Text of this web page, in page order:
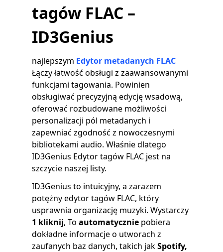
tagów FLAC –
ID3Genius
najlepszym Edytor metadanych FLAC
Łączy łatwość obsługi z zaawansowanymi
funkcjami tagowania. Powinien
obsługiwać precyzyjną edycję wsadową,
oferować rozbudowane możliwości
personalizacji pól metadanych i
zapewniać zgodność z nowoczesnymi
bibliotekami audio. Właśnie dlatego
ID3Genius Edytor tagów FLAC jest na
szczycie naszej listy.
ID3Genius to intuicyjny, a zarazem
potężny edytor tagów FLAC, który
usprawnia organizację muzyki. Wystarczy
1 kliknij, To automatycznie pobiera
dokładne informacje o utworach z
zaufanych baz danych, takich jakSpotify,